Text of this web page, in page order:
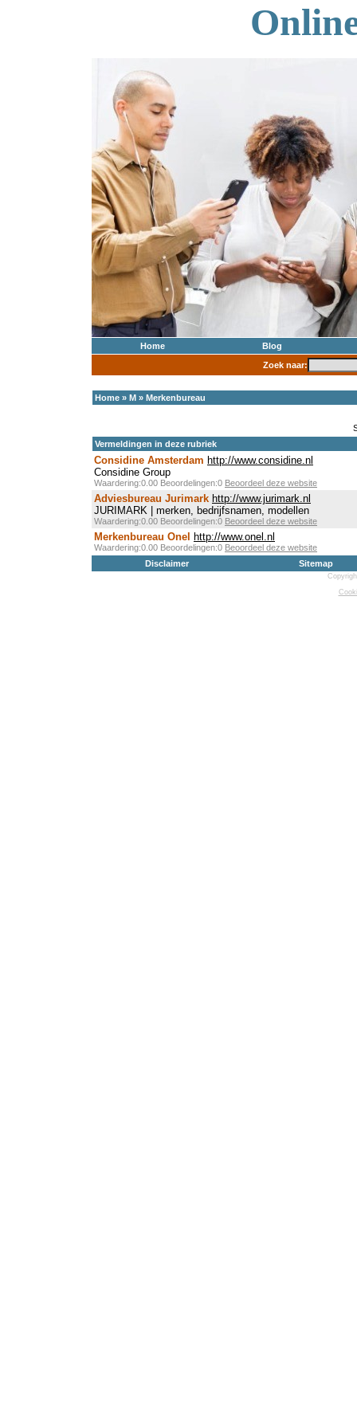
Home
Blog
Zoek naar:
Home » M » Merkenbureau
Vermeldingen in deze rubriek
Considine Amsterdam http://www.considine.nl
Considine Group
Waardering:0.00 Beoordelingen:0 Beoordeel deze website
Adviesbureau Jurimark http://www.jurimark.nl
JURIMARK | merken, bedrijfsnamen, modellen
Waardering:0.00 Beoordelingen:0 Beoordeel deze website
Merkenbureau Onel http://www.onel.nl
Waardering:0.00 Beoordelingen:0 Beoordeel deze website
Disclaimer
Sitemap